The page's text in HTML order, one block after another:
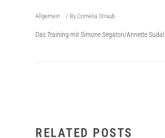
Allgemein By Cornelia Straub
Das Training mit Simone Segatori/Annette
RELATED POSTS